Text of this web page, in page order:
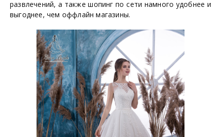
развлечений, а также шопинг по сети намного удобнее и
выгоднее, чем оффлайн магазины.